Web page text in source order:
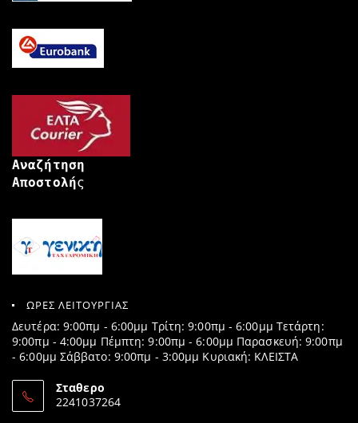
Αναζήτηση
Αποστολής
ΩΡΕΣ ΛΕΙΤΟΥΡΓΙΑΣ
Δευτέρα: 9:00πμ - 6:00μμ Τρίτη: 9:00πμ - 6:00μμ Τετάρτη:
9:00πμ - 4:00μμ Πέμπτη: 9:00πμ - 6:00μμ Παρασκευή: 9:00πμ
- 6:00μμ Σάββατο: 9:00πμ - 3:00μμ Κυριακή: ΚΛΕΙΣΤΑ
Σταθερο
2241037264